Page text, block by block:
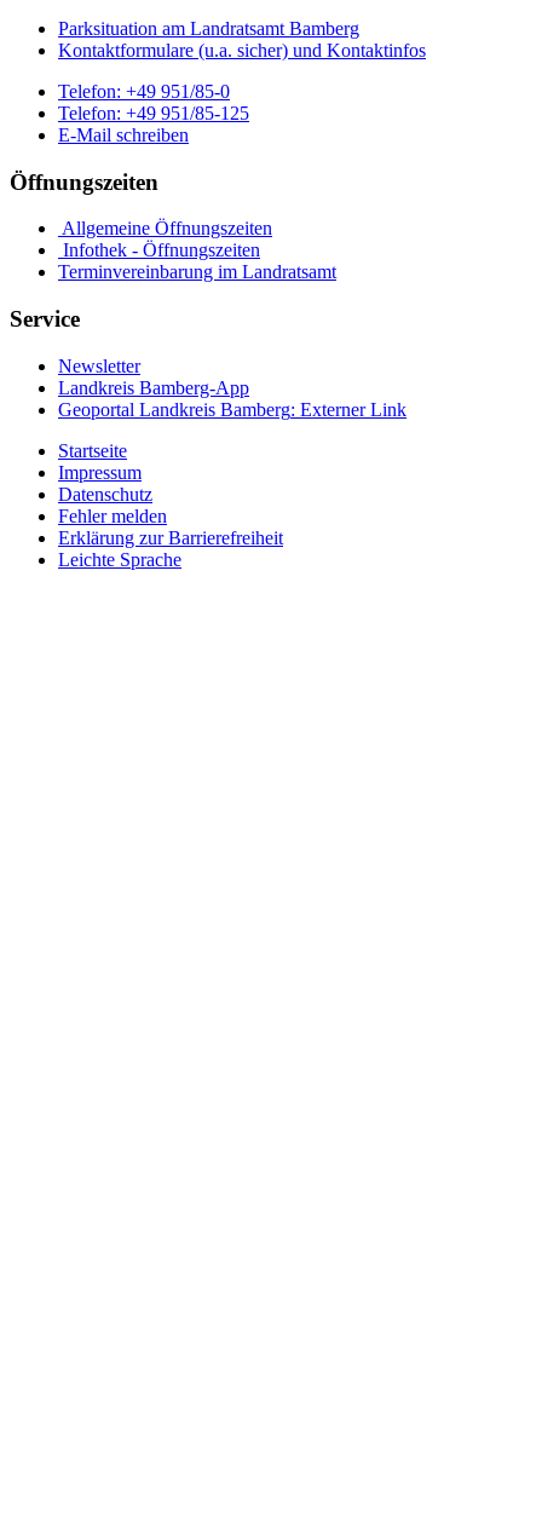
Parksituation am Landratsamt Bamberg
Kontaktformulare (u.a. sicher) und Kontaktinfos
Telefon: +49 951/85-0
Telefon: +49 951/85-125
E-Mail schreiben
Öffnungszeiten
Allgemeine Öffnungszeiten
Infothek - Öffnungszeiten
Terminvereinbarung im Landratsamt
Service
Newsletter
Landkreis Bamberg-App
Geoportal Landkreis Bamberg: Externer Link
Startseite
Impressum
Datenschutz
Fehler melden
Erklärung zur Barrierefreiheit
Leichte Sprache